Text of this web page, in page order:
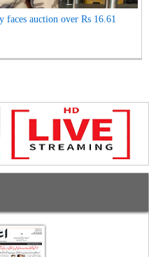
faces auction over Rs 16.61